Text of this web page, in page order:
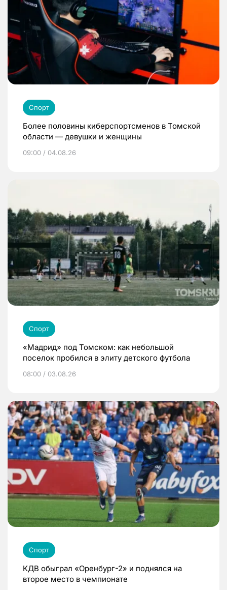
Спорт
Более половины киберспортсменов в Томской
области — девушки и женщины
09:00 / 04.08.26
Спорт
«Мадрид» под Томском: как небольшой
поселок пробился в элиту детского футбола
08:00 / 03.08.26
Спорт
КДВ обыграл «Оренбург-2» и поднялся на
второе место в чемпионате